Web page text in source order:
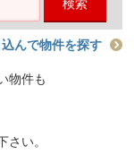
検索
んで物件を探す
物件も
さい。